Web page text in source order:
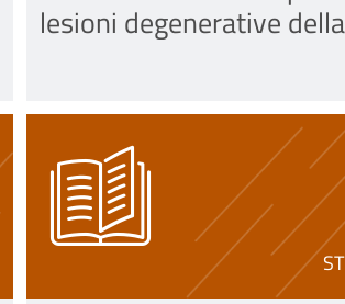
lesioni degenerative della
cartilagine del